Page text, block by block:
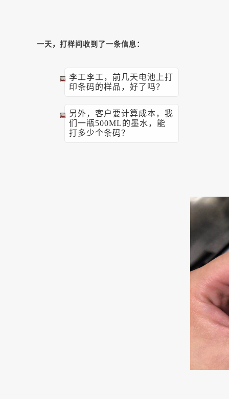
一天，打样间收到了一条信息：
李工李工，前几天电池上打
印条码的样品，好了吗？
另外，客户要计算成本，我
们一瓶500ML的墨水，能
打多少个条码？